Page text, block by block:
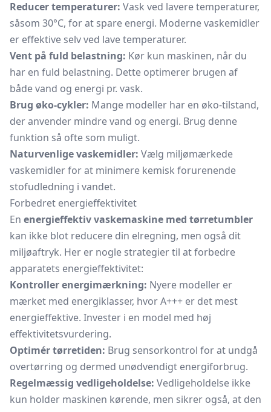
Reducer temperaturer: Vask ved lavere temperaturer,
såsom 30°C, for at spare energi. Moderne vaskemidler
er effektive selv ved lave temperaturer.
Vent på fuld belastning: Kør kun maskinen, når du
har en fuld belastning. Dette optimerer brugen af
både vand og energi pr. vask.
Brug øko-cykler: Mange modeller har en øko-tilstand,
der anvender mindre vand og energi. Brug denne
funktion så ofte som muligt.
Naturvenlige vaskemidler: Vælg miljømærkede
vaskemidler for at minimere kemisk forurenende
stofudledning i vandet.
Forbedret energieffektivitet
En energieffektiv vaskemaskine med tørretumbler
kan ikke blot reducere din elregning, men også dit
miljøaftryk. Her er nogle strategier til at forbedre
apparatets energieffektivitet:
Kontroller energimærkning: Nyere modeller er
mærket med energiklasser, hvor A+++ er det mest
energieffektive. Invester i en model med høj
effektivitetsvurdering.
Optimér tørretiden: Brug sensorkontrol for at undgå
overtørring og dermed unødvendigt energiforbrug.
Regelmæssig vedligeholdelse: Vedligeholdelse ikke
kun holder maskinen kørende, men sikrer også, at den